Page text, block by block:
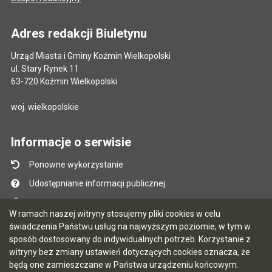
W ramach naszej witryny stosujemy pliki cookies w celu
świadczenia Państwu usług na najwyższym poziomie, w tym w
sposób dostosowany do indywidualnych potrzeb. Korzystanie z
witryny bez zmiany ustawień dotyczących cookies oznacza, że
będą one zamieszczane w Państwa urządzeniu końcowym.
Adres redakcji Biuletynu
Urząd Miasta i Gminy Koźmin Wielkopolski
ul. Stary Rynek 11
63-720 Koźmin Wielkopolski
woj. wielkopolskie
Informacje o serwisie
Ponowne wykorzystanie
Udostępnianie informacji publicznej
Instrukcja obsługi
Statystyki oglądalności
Ostatnio dodane